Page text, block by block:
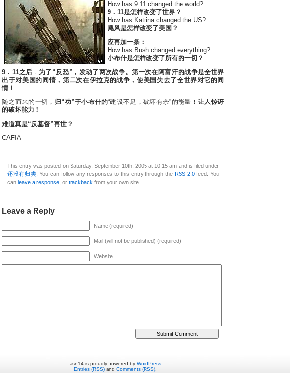
How has 9.11 changed the world?
9．11是怎样改变了世界？
How has Katrina changed the US?
飓风是怎样改变了美国？
应再加一条：
How has Bush changed everything?
小布什是怎样改变了所有的一切？
9．11之后，为了“反恐”，发动了两次战争。第一次在阿富汗的战争是全世界
出于对美国的同情，第二次在伊拉克的战争，使美国失去了全世界对它的同
情！
随之而来的一切， 归“功”于小布什的“建设不足，破坏有余”的能量！ 让人惊讶
的破坏能力！
难道真是“反基督”再世？
CAFIA
This entry was posted on Saturday, September 10th, 2005 at 10:15 am and is filed under
还没有归类 . You can follow any responses to this entry through the RSS 2.0feed. You
can leave a response , or trackback from your own site.
Leave a Reply
Name (required)
Mail (will not be published) (required)
Website
asn14 is proudly powered by WordPress
Entries (RSS) and Comments (RSS).